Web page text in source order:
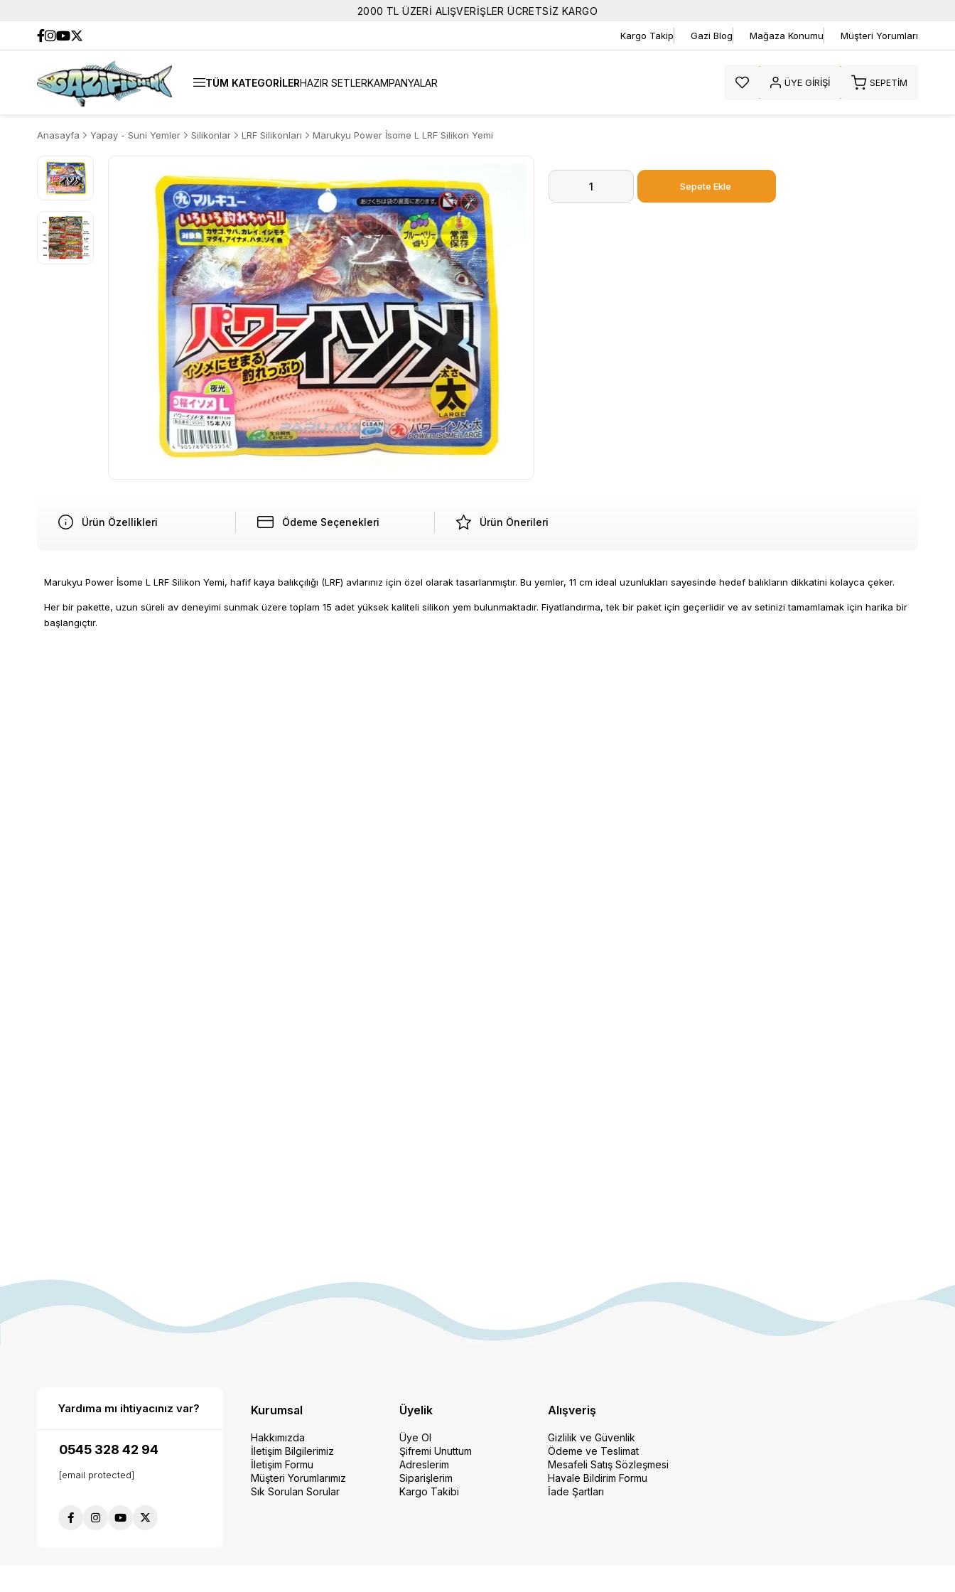
2000 TL ÜZERİ ALIŞVERİŞLER ÜCRETSİZ KARGO
Kargo Takip Gazi Blog Mağaza Konumu Müşteri Yorumları
TÜM KATEGORİLERHAZIR SETLERKAMPANYALAR ÜYE GIRIŞI SEPETIM
Anasayfa Yapay - Suni Yemler Silikonlar LRF Silikonları Marukyu Power İsome L LRF Silikon Yemi
Ürün Özellikleri Ödeme Seçenekleri Ürün Önerileri
Marukyu Power İsome L LRF Silikon Yemi, hafif kaya balıkçılığı (LRF) avlarınız için özel olarak tasarlanmıştır. Bu yemler, 11 cm ideal uzunlukları sayesinde hedef balıkların dikkatini kolayca çeker.
Her bir pakette, uzun süreli av deneyimi sunmak üzere toplam 15 adet yüksek kaliteli silikon yem bulunmaktadır. Fiyatlandırma, tek bir paket için geçerlidir ve av setinizi tamamlamak için harika bir
başlangıçtır.
Yardıma mı ihtiyacınız var?
0545 328 42 94
[email protected]
Kurumsal
Hakkımızda
İletişim Bilgilerimiz
İletişim Formu
Müşteri Yorumlarımız
Sık Sorulan Sorular
Üyelik
Üye Ol
Şifremi Unuttum
Adreslerim
Siparişlerim
Kargo Takibi
Alışveriş
Gizlilik ve Güvenlik
Ödeme ve Teslimat
Mesafeli Satış Sözleşmesi
Havale Bildirim Formu
İade Şartları